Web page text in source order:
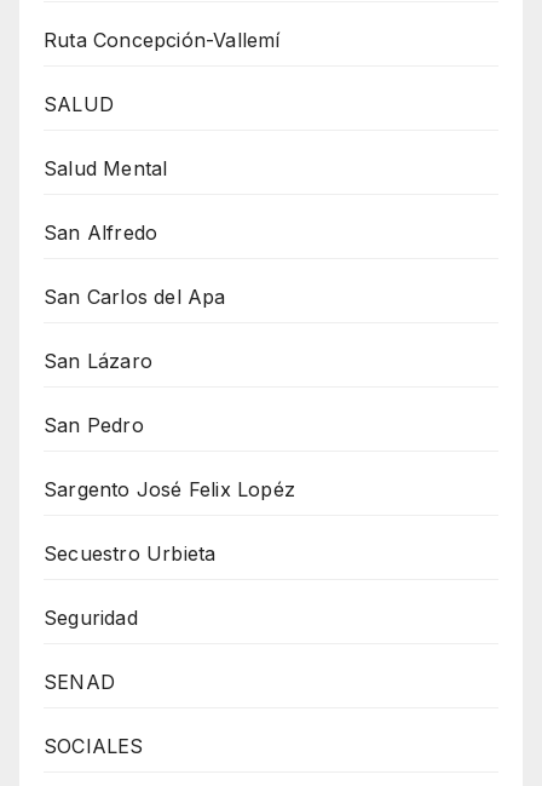
Ruta Concepción-Vallemí
SALUD
Salud Mental
San Alfredo
San Carlos del Apa
San Lázaro
San Pedro
Sargento José Felix Lopéz
Secuestro Urbieta
Seguridad
SENAD
SOCIALES